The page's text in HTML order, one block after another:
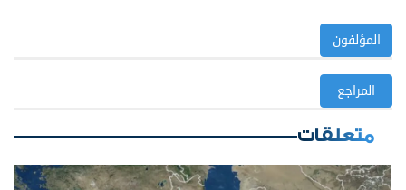
المؤلفون
المراجع
متعلقات